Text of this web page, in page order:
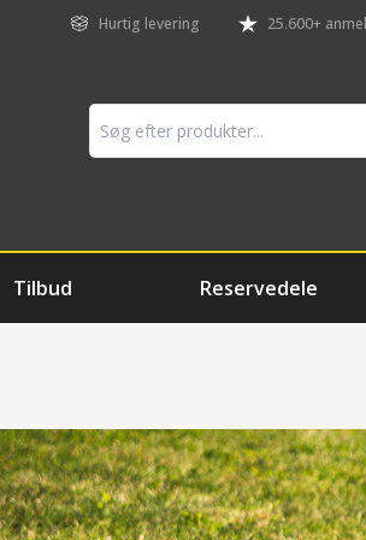
Hurtig levering 25.600+
Tilbud Reservedele